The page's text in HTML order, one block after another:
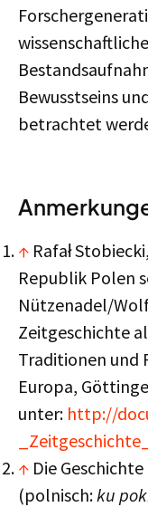
Bewusstseins
betrachtet
↑ Rafał
Republik Polen
Nützenadel/
Zeitgeschichte
Traditionen und
Europa,
unter: http://
↑ Die
(polnisch:ku